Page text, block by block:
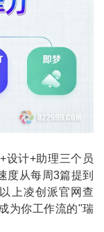
设计+助理三个员
度从每周3篇提到
上凌创派官网查
为你工作流的"瑞